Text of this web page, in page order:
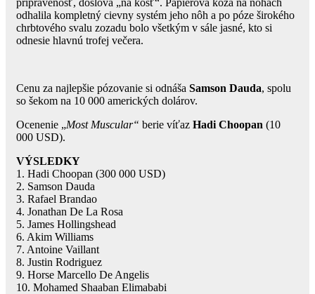
odhalila kompletný cievny systém jeho nôh a po póze širokého
chrbtového svalu zozadu bolo všetkým v sále jasné, kto si
odnesie hlavnú trofej večera.
Cenu za najlepšie pózovanie si odnáša Samson Dauda, spolu
so šekom na 10 000 amerických dolárov.
Ocenenie „Most Muscular“ berie víťaz Hadi Choopan (10
000 USD).
VÝSLEDKY
1. Hadi Choopan (300 000 USD)
2. Samson Dauda
3. Rafael Brandao
4. Jonathan De La Rosa
5. James Hollingshead
6. Akim Williams
7. Antoine Vaillant
8. Justin Rodriguez
9. Horse Marcello De Angelis
10. Mohamed Shaaban Elimababi